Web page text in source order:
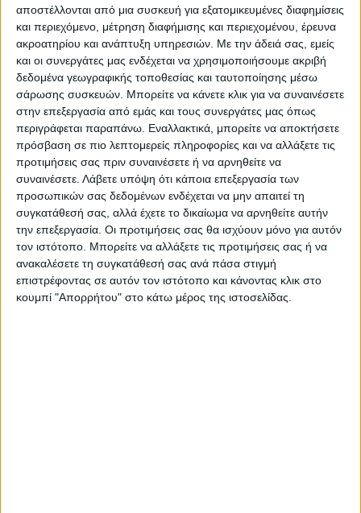
αποστέλλονται από μια συσκευή για εξατομικευμένες διαφημίσεις
και περιεχόμενο, μέτρηση διαφήμισης και περιεχομένου, έρευνα
ακροατηρίου και ανάπτυξη υπηρεσιών. Με την άδειά σας, εμείς
και οι συνεργάτες μας ενδέχεται να χρησιμοποιήσουμε ακριβή
δεδομένα γεωγραφικής τοποθεσίας και ταυτοποίησης μέσω
σάρωσης συσκευών. Μπορείτε να κάνετε κλικ για να συναινέσετε
στην επεξεργασία από εμάς και τους συνεργάτες μας όπως
περιγράφεται παραπάνω. Εναλλακτικά, μπορείτε να αποκτήσετε
πρόσβαση σε πιο λεπτομερείς πληροφορίες και να αλλάξετε τις
προτιμήσεις σας πριν συναινέσετε ή να αρνηθείτε να
συναινέσετε. Λάβετε υπόψη ότι κάποια επεξεργασία των
προσωπικών σας δεδομένων ενδέχεται να μην απαιτεί τη
συγκατάθεσή σας, αλλά έχετε το δικαίωμα να αρνηθείτε αυτήν
την επεξεργασία. Οι προτιμήσεις σας θα ισχύουν μόνο για αυτόν
τον ιστότοπο. Μπορείτε να αλλάξετε τις προτιμήσεις σας ή να
ανακαλέσετε τη συγκατάθεσή σας ανά πάσα στιγμή
επιστρέφοντας σε αυτόν τον ιστότοπο και κάνοντας κλικ στο
κουμπί "Απορρήτου" στο κάτω μέρος της ιστοσελίδας.
Εγγυημένες & Ασφαλείς Συναλλαγές
Περιγραφή Πληροφορίες Ερωτήσεις
Βιβλιοθήκη Maxi Megapap χρώμα sapphire oak – silky
black 144x35x175εκ.
Τεχνικά χαρακτηριστικά:
Χρώμα: sapphire oak – silky black
Διαστάσεις: Μήκος 144 x Βάθος 35 x Ύψος 175 εκ.